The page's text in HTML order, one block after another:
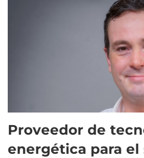
Proveedor de
energética para el